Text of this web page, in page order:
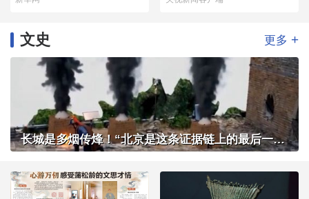
文史 更多 +
长城是多烟传烽！“北京是这条证据链上的最后一环”